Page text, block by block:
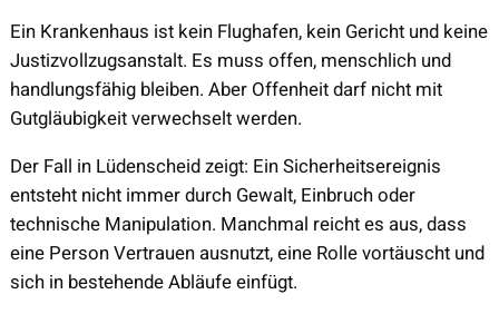
Ein Krankenhaus ist kein Flughafen, kein Gericht und keine
Justizvollzugsanstalt. Es muss offen, menschlich und
handlungsfähig bleiben. Aber Offenheit darf nicht mit
Gutgläubigkeit verwechselt werden.
Der Fall in Lüdenscheid zeigt: Ein Sicherheitsereignis
entsteht nicht immer durch Gewalt, Einbruch oder
technische Manipulation. Manchmal reicht es aus, dass
eine Person Vertrauen ausnutzt, eine Rolle vortäuscht und
sich in bestehende Abläufe einfügt.